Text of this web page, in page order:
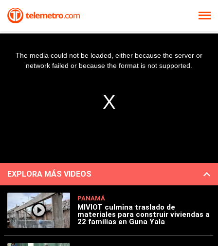
The media could not be loaded, either because the server or
network failed or because the format is not supported.
EXPLORA MÁS VIDEOS
PANAMÁ
MIVIOT culmina traslado de
materiales para construir viviendas a
22 familias en Guna Yala